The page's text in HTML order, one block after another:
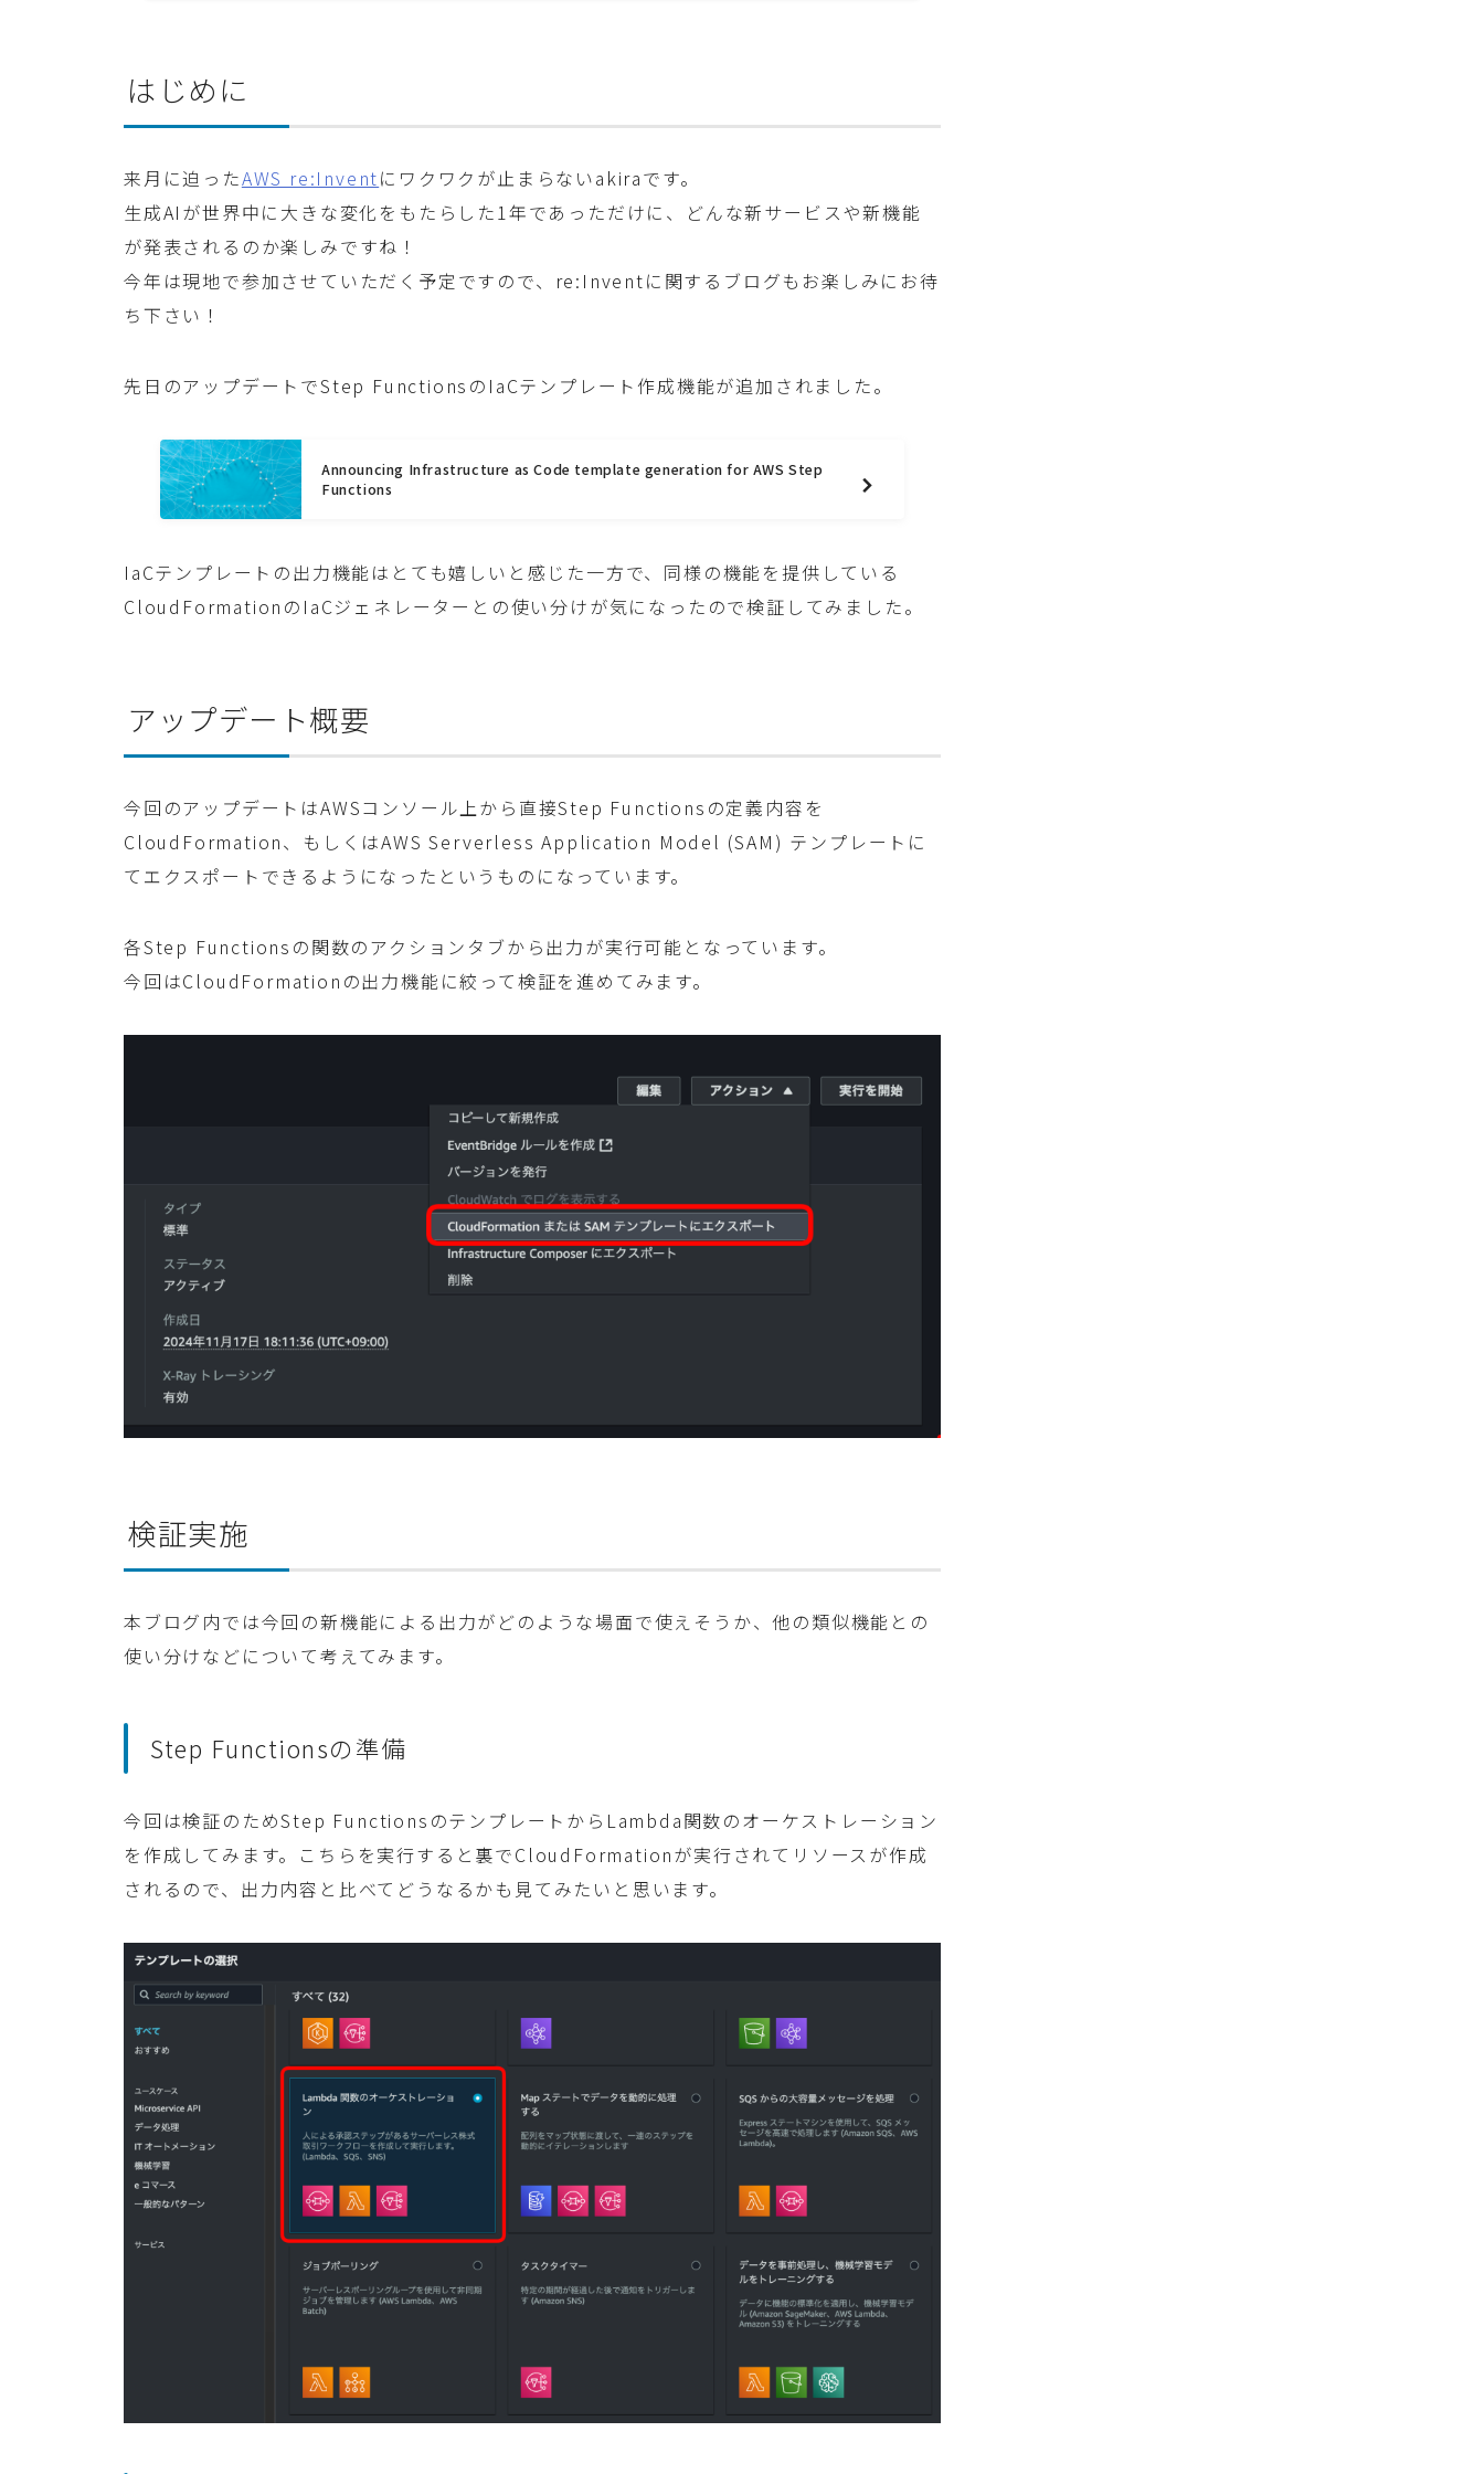
はじめに
来月に迫ったAWS re:Inventにワクワクが止まらないakiraです。
生成AIが世界中に大きな変化をもたらした1年であっただけに、どんな新サービスや新機能
が発表されるのか楽しみですね！
今年は現地で参加させていただく予定ですので、re:Inventに関するブログもお楽しみにお待
ち下さい！
先日のアップデートでStep FunctionsのIaCテンプレート作成機能が追加されました。
Announcing Infrastructure as Code template generation for AWS Step
Functions
IaCテンプレートの出力機能はとても嬉しいと感じた一方で、同様の機能を提供している
CloudFormationのIaCジェネレーターとの使い分けが気になったので検証してみました。
アップデート概要
今回のアップデートはAWSコンソール上から直接Step Functionsの定義内容を
CloudFormation、もしくはAWS Serverless Application Model (SAM) テンプレートに
てエクスポートできるようになったというものになっています。
各Step Functionsの関数のアクションタブから出力が実行可能となっています。
今回はCloudFormationの出力機能に絞って検証を進めてみます。
検証実施
本ブログ内では今回の新機能による出力がどのような場面で使えそうか、他の類似機能との
使い分けなどについて考えてみます。
Step Functionsの準備
今回は検証のためStep FunctionsのテンプレートからLambda関数のオーケストレーション
を作成してみます。こちらを実行すると裏でCloudFormationが実行されてリソースが作成
されるので、出力内容と比べてどうなるかも見てみたいと思います。